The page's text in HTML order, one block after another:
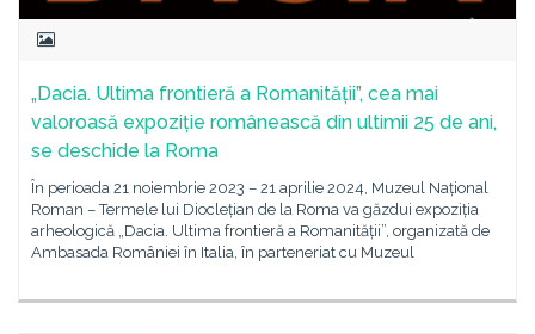
„Dacia. Ultima frontieră a Romanității”, cea mai
valoroasă expoziție românească din ultimii 25 de ani,
se deschide la Roma
În perioada 21 noiembrie 2023 – 21 aprilie 2024, Muzeul Național
Roman – Termele lui Dioclețian de la Roma va găzdui expoziția
arheologică „Dacia. Ultima frontieră a Romanității”, organizată de
Ambasada României în Italia, în parteneriat cu Muzeul